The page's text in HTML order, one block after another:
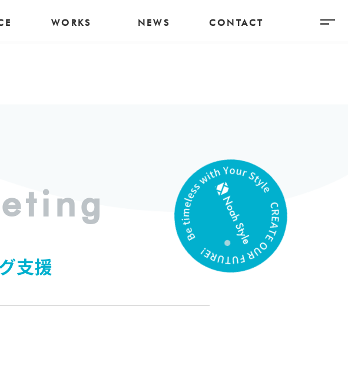
WORKS NEWS CONTACT
支援